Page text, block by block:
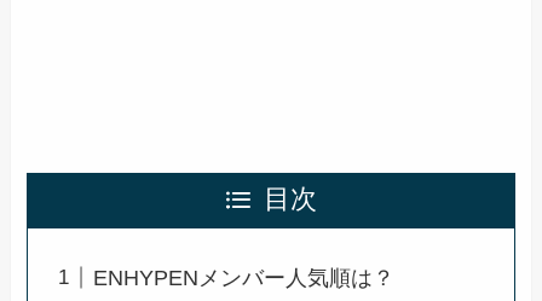
目次
ENHYPENメンバー人気順は？